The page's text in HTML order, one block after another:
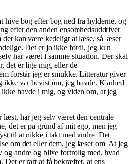
hive bog efter bog ned fra hylderne, og
efter den anden ensomhedsuddriver
det kan være kedeligt at læse, så læser
Det er jo ikke fordi, jeg kun
har været i samme situation. Der skal
det er lige mig, eller de
forstår jeg er smukke. Litteratur giver
ikke var bevist om, jeg havde. Klarhed
havde i mig, og viden om, at jeg
læst, har jeg selv været den centrale
det er på grund af mit ego, men jeg
til at nikke i takt med andre. Det
om det eller dem, jeg læser om. At jeg
og andre og blive fortrolig med, hvad
Det er rart at få bekræftet, at ens